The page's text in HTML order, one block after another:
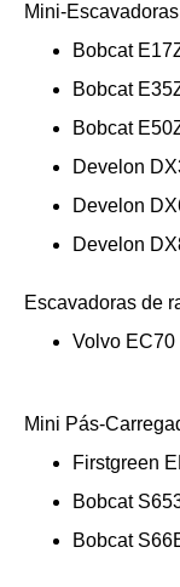
Mini-Escavadoras
Bobcat
Bobcat
Bobcat
Develon
Develon
Develon
Escavadoras de
Volvo EC70
Mini Pás-
Firstgreen
Bobcat
Bobcat